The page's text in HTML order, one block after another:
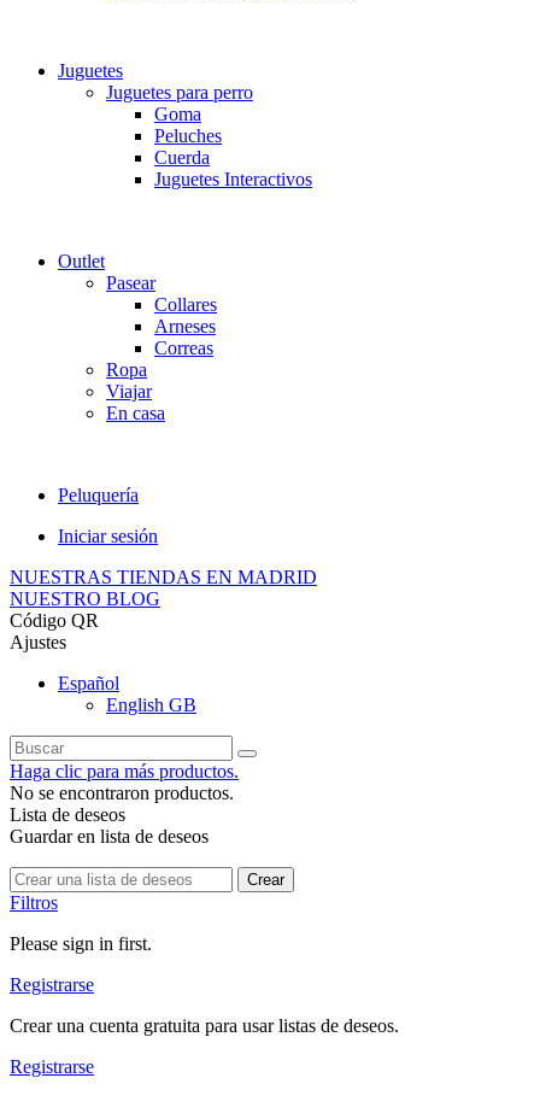
Juguetes
Juguetes para perro
Goma
Peluches
Cuerda
Juguetes Interactivos
Outlet
Pasear
Collares
Arneses
Correas
Ropa
Viajar
En casa
Peluquería
Iniciar sesión
NUESTRAS TIENDAS EN MADRID
NUESTRO BLOG
Código QR
Ajustes
Español
English GB
Haga clic para más productos.
No se encontraron productos.
Lista de deseos
Guardar en lista de deseos
Crear
Filtros
Please sign in first.
Registrarse
Crear una cuenta gratuita para usar listas de deseos.
Registrarse